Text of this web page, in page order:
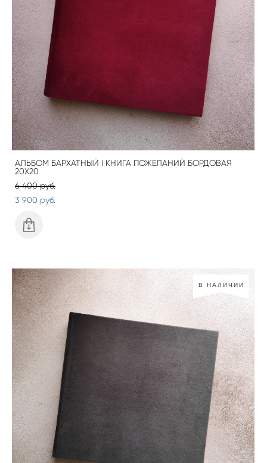
АЛЬБОМ БАРХАТНЫЙ I КНИГА ПОЖЕЛАНИЙ БОРДОВАЯ
20Х20
6 400 pуб.
3 900 pуб.
В НАЛИЧИИ